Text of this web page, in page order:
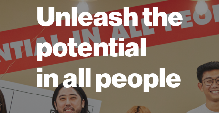
Unleash the
potential
in all people